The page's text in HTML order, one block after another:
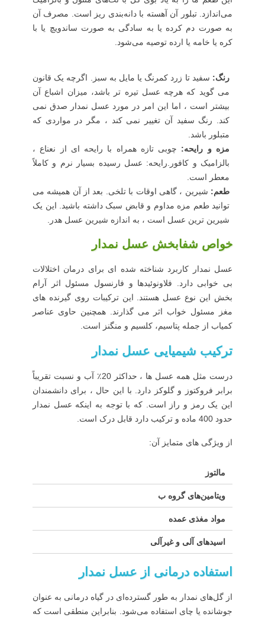
می‌اندازد. تبلور آن آهسته با دانه‌بندی ریز است. مصرف آن
به صورت دم کرده یا به سادگی به صورت ساندویچ یا با
کره یا خامه یا ارده توصیه می‌شود.
رنگ: سفید تا زرد کمرنگ یا مایل به سبز. اگرچه یک قانون
می گوید که هرچه عسل تیره تر باشد، میزان اشباع آن
بیشتر است ، اما این امر در مورد عسل نمدار صدق نمی
کند. رنگ سفید آن تغییر نمی کند ، مگر در مواردی که
متبلور باشد.
مزه و رایحه: چوبی تازه همراه با رایحه ای از نعناع ،
بالزامیک و کافور.رایحه: عسل رسیده بسیار نرم و کاملاً
معطر است.
طعم: شیرین ، گاهی اوقات با تلخی. بعد از آن همیشه می
توانید طعم مزه مداوم و قابض سبک داشته باشید. این یک
شیرین ترین عسل است ، به اندازه شیرین عسل هدر.
خواص شفابخش عسل نمدار
عسل نمدار کاربرد شناخته شده ای برای درمان اختلالات
بی خوابی دارد. فلاونوئیدها و فارنسول مسئول اثر آرام
بخش این نوع عسل هستند. این ترکیبات روی گیرنده های
مغز مسئول خواب اثر می گذارند. همچنین حاوی عناصر
کمیاب از جمله پتاسیم، کلسیم و منگنز است.
ترکیب شیمیایی عسل نمدار
درست مثل همه عسل ها ، حداکثر 20٪ آب و نسبت تقریباً
برابر فروکتوز و گلوکز دارد. با این حال ، برای دانشمندان
این یک رمز و راز است. که با توجه به اینکه عسل نمدار
حدود 400 ماده و ترکیب دارد قابل درک است.
از ویژگی های متمایز آن:
مالتوز
ویتامین‌های گروه ب
مواد مغذی عمده
اسیدهای آلی و غیرآلی
استفاده درمانی از عسل نمدار
از گل‌های نمدار به طور گسترده‌ای در گیاه درمانی به عنوان
جوشانده یا چای استفاده می‌شود. بنابراین منطقی است که